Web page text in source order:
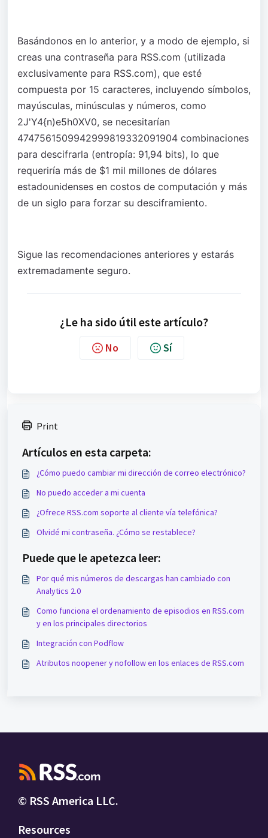
Basándonos en lo anterior, y a modo de ejemplo, si
creas una contraseña para RSS.com (utilizada
exclusivamente para RSS.com), que esté
compuesta por 15 caracteres, incluyendo símbolos,
mayúsculas, minúsculas y números, como
2J'Y4{n)e5h0XV0, se necesitarían
4747561509942999819332091904 combinaciones
para descifrarla (entropía: 91,94 bits), lo que
requeriría más de $1 mil millones de dólares
estadounidenses en costos de computación y más
de un siglo para forzar su desciframiento.
Sigue las recomendaciones anteriores y estarás
extremadamente seguro.
¿Le ha sido útil este artículo?
No Sí
Print
Artículos en esta carpeta:
¿Cómo puedo cambiar mi dirección de correo electrónico?
No puedo acceder a mi cuenta
¿Ofrece RSS.com soporte al cliente vía telefónica?
Olvidé mi contraseña. ¿Cómo se restablece?
Puede que le apetezca leer:
Por qué mis números de descargas han cambiado con
Analytics 2.0
Como funciona el ordenamiento de episodios en RSS.com
y en los principales directorios
Integración con Podflow
Atributos noopener y nofollow en los enlaces de RSS.com
© RSS America LLC.
Resources